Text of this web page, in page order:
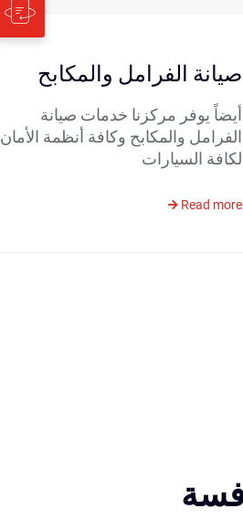
صيانة الفرامل والمكابح
أيضاً يوفر مركزنا خدمات صيانة
الفرامل والمكابح وكافة أنظمة الأمان
لكافة السيارات
Read more